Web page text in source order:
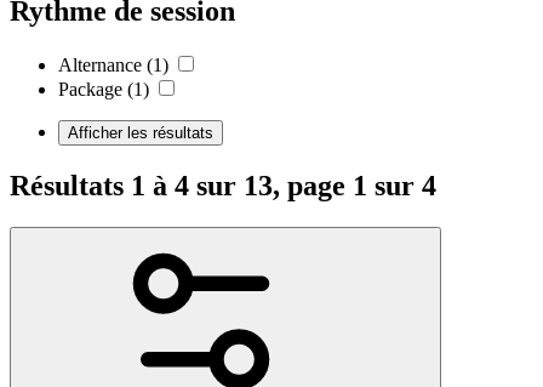
Rythme de session
Alternance (1)
Package (1)
Afficher les résultats
Résultats 1 à 4 sur 13, page 1 sur 4